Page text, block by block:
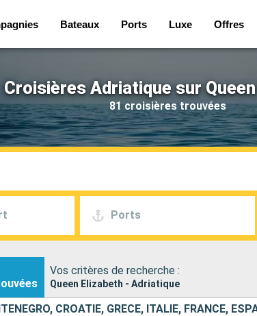
Bateaux Ports Luxe Offres
Croisières Adriatique sur
81 croisières trouvées
Ports
Vos critères de recherche :
Queen Elizabeth - Adriatique
CROATIE, GRÈCE, ITALIE, FRANCE,